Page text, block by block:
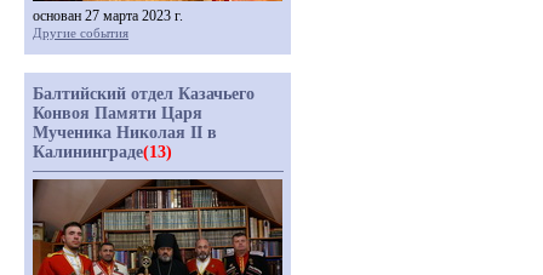
основан 27 марта 2023 г.
Другие события
Балтийский отдел Казачьего
Конвоя Памяти Царя
Мученика Николая II в
Калининграде(13)